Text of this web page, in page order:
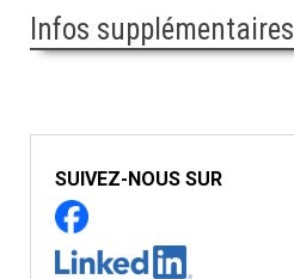
Infos supplémentaires
SUIVEZ-NOUS SUR